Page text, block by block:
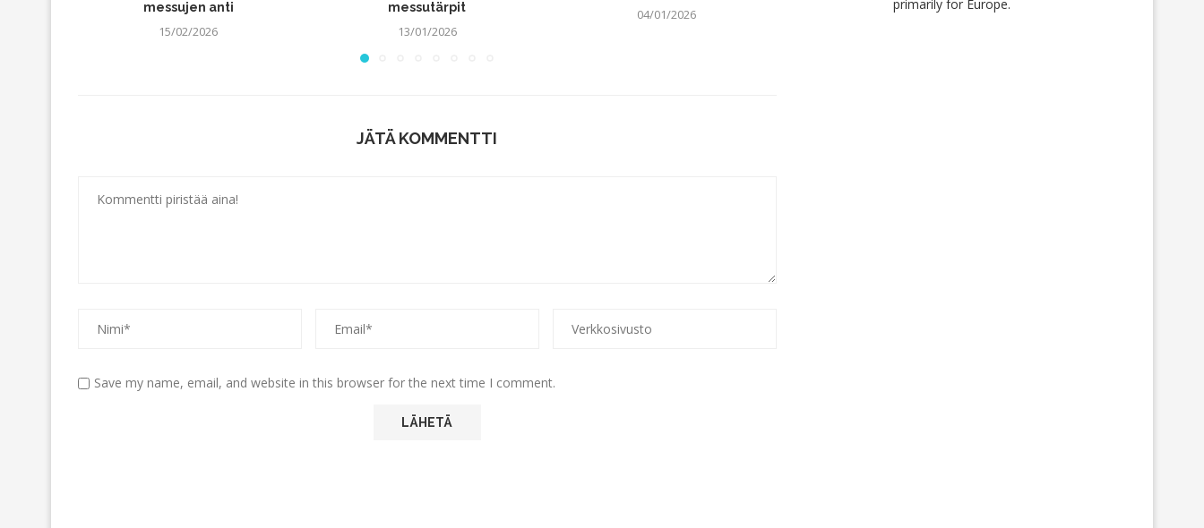
messujen anti
15/02/2026
messutärpit
13/01/2026
04/01/2026
mihin aika katosi…?
JÄTÄ KOMMENTTI
Save my name, email, and website in this browser for the next time I comment.
primarily for Europe.